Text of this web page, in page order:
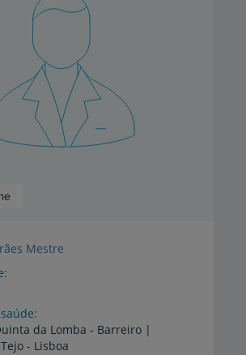
Mestre
da Lomba - Barreiro |
Tejo - Lisboa